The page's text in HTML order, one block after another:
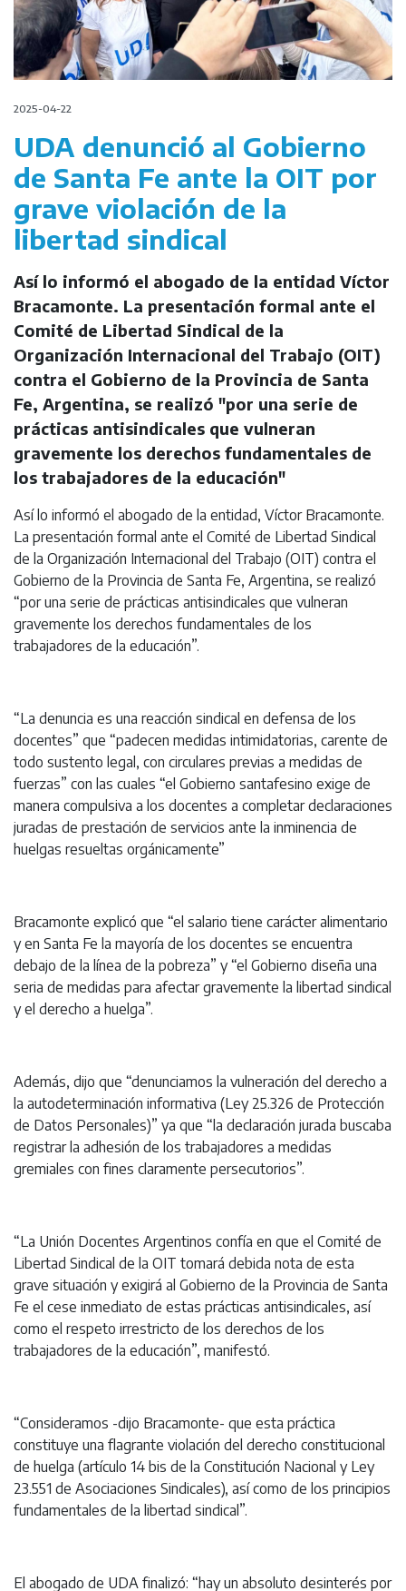
2025-04-22
UDA denunció al Gobierno
de Santa Fe ante la OIT por
grave violación de la
libertad sindical
Así lo informó el abogado de la entidad Víctor
Bracamonte. La presentación formal ante el
Comité de Libertad Sindical de la
Organización Internacional del Trabajo (OIT)
contra el Gobierno de la Provincia de Santa
Fe, Argentina, se realizó "por una serie de
prácticas antisindicales que vulneran
gravemente los derechos fundamentales de
los trabajadores de la educación"
Así lo informó el abogado de la entidad, Víctor Bracamonte.
La presentación formal ante el Comité de Libertad Sindical
de la Organización Internacional del Trabajo (OIT) contra el
Gobierno de la Provincia de Santa Fe, Argentina, se realizó
“por una serie de prácticas antisindicales que vulneran
gravemente los derechos fundamentales de los
trabajadores de la educación”.
“La denuncia es una reacción sindical en defensa de los
docentes” que “padecen medidas intimidatorias, carente de
todo sustento legal, con circulares previas a medidas de
fuerzas” con las cuales “el Gobierno santafesino exige de
manera compulsiva a los docentes a completar declaraciones
juradas de prestación de servicios ante la inminencia de
huelgas resueltas orgánicamente”
Bracamonte explicó que “el salario tiene carácter alimentario
y en Santa Fe la mayoría de los docentes se encuentra
debajo de la línea de la pobreza” y “el Gobierno diseña una
seria de medidas para afectar gravemente la libertad sindical
y el derecho a huelga”.
Además, dijo que “denunciamos la vulneración del derecho a
la autodeterminación informativa (Ley 25.326 de Protección
de Datos Personales)” ya que “la declaración jurada buscaba
registrar la adhesión de los trabajadores a medidas
gremiales con fines claramente persecutorios”.
“La Unión Docentes Argentinos confía en que el Comité de
Libertad Sindical de la OIT tomará debida nota de esta
grave situación y exigirá al Gobierno de la Provincia de Santa
Fe el cese inmediato de estas prácticas antisindicales, así
como el respeto irrestricto de los derechos de los
trabajadores de la educación”, manifestó.
“Consideramos -dijo Bracamonte- que esta práctica
constituye una flagrante violación del derecho constitucional
de huelga (artículo 14 bis de la Constitución Nacional y Ley
23.551 de Asociaciones Sindicales), así como de los principios
fundamentales de la libertad sindical”.
El abogado de UDA finalizó: “hay un absoluto desinterés por